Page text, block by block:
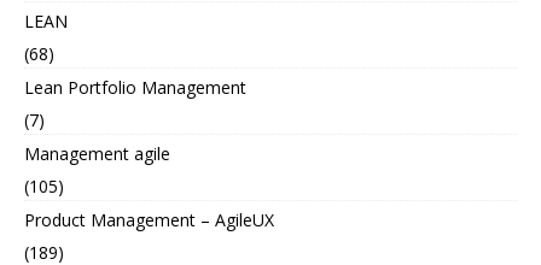
LEAN
(68)
Lean Portfolio Management
(7)
Management agile
(105)
Product Management – AgileUX
(189)